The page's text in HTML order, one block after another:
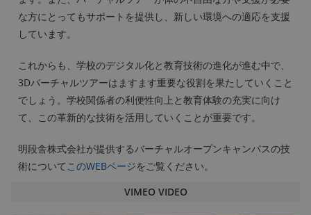
な方にとってもサポートを提供し、新しい環境への適応を支援
しています。
これからも、学校のデジタル化と教育技術の進化が進む中で、
3Dバーチャルツアーはますます重要な役割を果たしていくこと
でしょう。学校関係者の利便性向上と教育体験の充実に向け
て、この革新的な技術を活用していくことが重要です。
明段舎株式会社が提供するバーチャルオープンキャンパスの技
術について このWEBページをご覧ください。
VIMEO VIDEO